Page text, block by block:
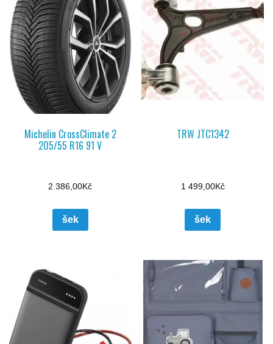
Michelin CrossClimate 2
205/55 R16 91 V
2 386,00Kč
šek
TRW JTC1342
1 499,00Kč
šek